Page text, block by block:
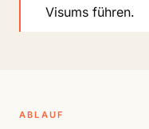
Visums führen.
ABLAUF